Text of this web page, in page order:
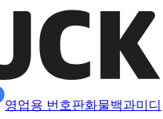
영업용 번호판화물백과미디